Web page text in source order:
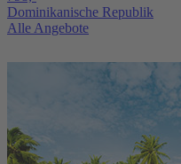
Dominikanische Republik
Alle Angebote